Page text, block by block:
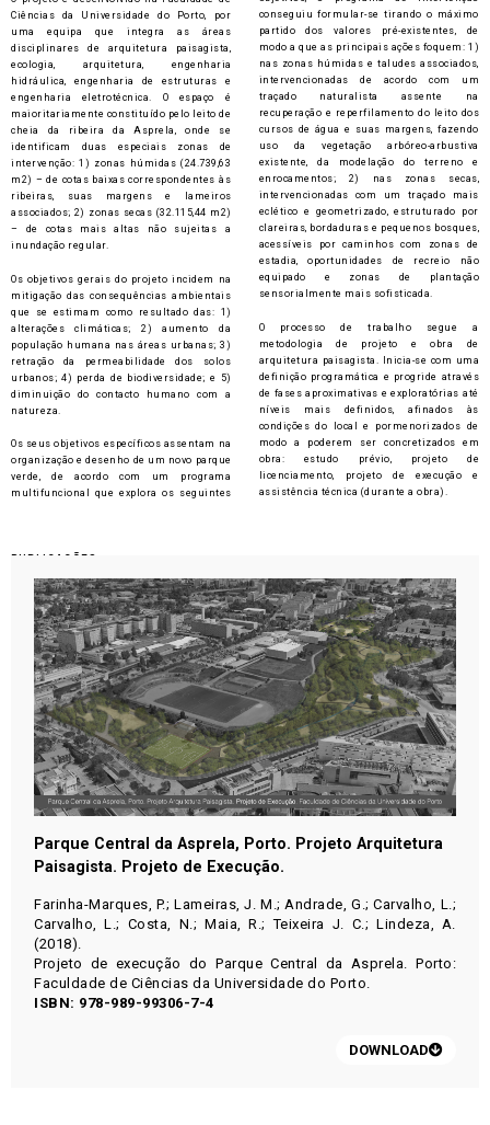
Ciências da Universidade do Porto, por
uma equipa que integra as áreas
disciplinares de arquitetura paisagista,
ecologia, arquitetura, engenharia
hidráulica, engenharia de estruturas e
engenharia eletrotécnica. O espaço é
maioritariamente constituído pelo leito de
cheia da ribeira da Asprela, onde se
identificam duas especiais zonas de
intervenção: 1) zonas húmidas (24.739,63
m2) – de cotas baixas correspondentes às
ribeiras, suas margens e lameiros
associados; 2) zonas secas (32.115,44 m2)
– de cotas mais altas não sujeitas a
inundação regular.
Os objetivos gerais do projeto incidem na
mitigação das consequências ambientais
que se estimam como resultado das: 1)
alterações climáticas; 2) aumento da
população humana nas áreas urbanas; 3)
retração da permeabilidade dos solos
urbanos; 4) perda de biodiversidade; e 5)
diminuição do contacto humano com a
natureza.
Os seus objetivos específicos assentam na
organização e desenho de um novo parque
verde, de acordo com um programa
multifuncional que explora os seguintes
conseguiu formular-se tirando o máximo
partido dos valores pré-existentes, de
modo a que as principais ações foquem: 1)
nas zonas húmidas e taludes associados,
intervencionadas de acordo com um
traçado naturalista assente na
recuperação e reperfilamento do leito dos
cursos de água e suas margens, fazendo
uso da vegetação arbóreo-arbustiva
existente, da modelação do terreno e
enrocamentos; 2) nas zonas secas,
intervencionadas com um traçado mais
eclético e geometrizado, estruturado por
clareiras, bordaduras e pequenos bosques,
acessíveis por caminhos com zonas de
estadia, oportunidades de recreio não
equipado e zonas de plantação
sensorialmente mais sofisticada.
O processo de trabalho segue a
metodologia de projeto e obra de
arquitetura paisagista. Inicia-se com uma
definição programática e progride através
de fases aproximativas e exploratórias até
níveis mais definidos, afinados às
condições do local e pormenorizados de
modo a poderem ser concretizados em
obra: estudo prévio, projeto de
licenciamento, projeto de execução e
assistência técnica (durante a obra).
PUBLICAÇÕES​
Parque Central da Asprela, Porto. Projeto Arquitetura
Paisagista. Projeto de Execução.
Farinha-Marques, P.; Lameiras, J. M.; Andrade, G.; Carvalho, L.;
Carvalho, L.; Costa, N.; Maia, R.; Teixeira J. C.; Lindeza, A.
(2018).
Projeto de execução do Parque Central da Asprela. Porto:
Faculdade de Ciências da Universidade do Porto.
ISBN: 978-989-99306-7-4
DOWNLOAD